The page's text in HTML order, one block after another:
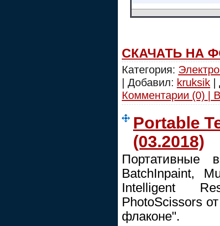
СКАЧАТЬ НА
Категория:
| Добавил: kruksik |
Комментарии (0) |
Portable
(03.2018)
Портативные
BatchInpaint,
Intelligent
PhotoScissors
флаконе".